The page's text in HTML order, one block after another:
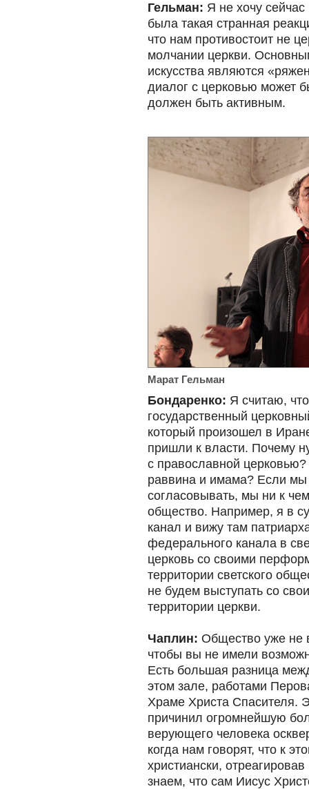
Гельман: Я не хочу
была такая странная
что нам противостоит не
молчании церкви.
искусства являются
диалог с церковью может
должен быть активным.
Марат Гельман
Бондаренко: Я считаю,
государственный
который произошел в
пришли к власти. Почему
с православной
раввина и имама? Если
согласовывать, мы ни к
общество. Например, я в
канал и вижу там
федерального канала в
церковь со своими
территории светского
не будем выступать со
территории церкви.
Чаплин: Общество уже не
чтобы вы не имели
Есть большая разница
этом зале, работами
Храме Христа Спасителя.
причинил огромнейшую
верующего человека
когда нам говорят, что к
христиански,
знаем, что сам Иисус